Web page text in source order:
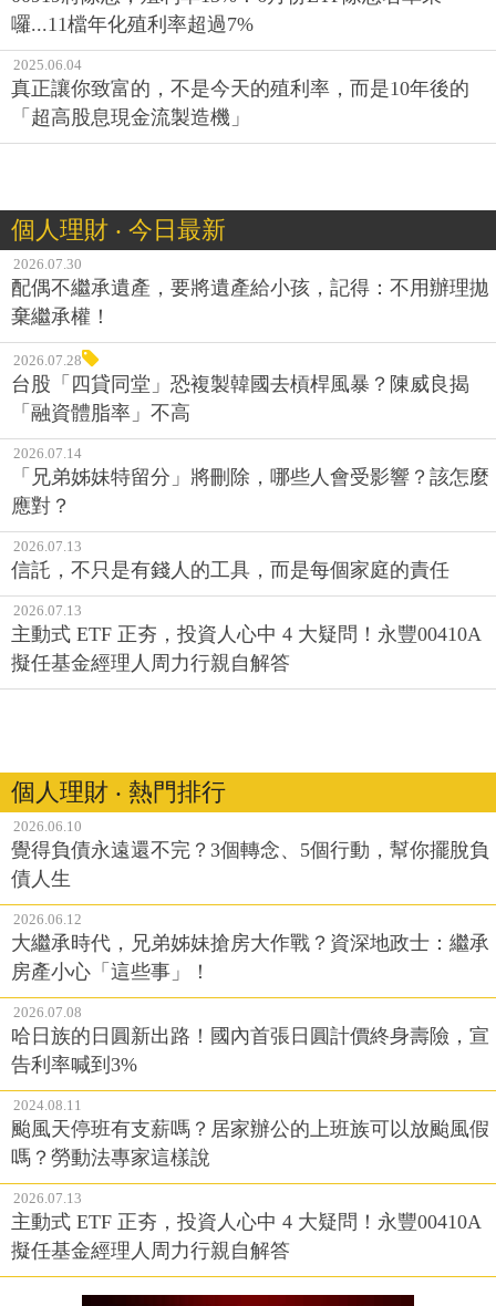
囉...11檔年化殖利率超過7%
2025.06.04
真正讓你致富的，不是今天的殖利率，而是10年後的
「超高股息現金流製造機」
個人理財 ‧ 今日最新
2026.07.30
配偶不繼承遺產，要將遺產給小孩，記得：不用辦理拋
棄繼承權！
2026.07.28
台股「四貸同堂」恐複製韓國去槓桿風暴？陳威良揭
「融資體脂率」不高
2026.07.14
「兄弟姊妹特留分」將刪除，哪些人會受影響？該怎麼
應對？
2026.07.13
信託，不只是有錢人的工具，而是每個家庭的責任
2026.07.13
主動式 ETF 正夯，投資人心中 4 大疑問！永豐00410A
擬任基金經理人周力行親自解答
個人理財 ‧ 熱門排行
2026.06.10
覺得負債永遠還不完？3個轉念、5個行動，幫你擺脫負
債人生
2026.06.12
大繼承時代，兄弟姊妹搶房大作戰？資深地政士：繼承
房產小心「這些事」！
2026.07.08
哈日族的日圓新出路！國內首張日圓計價終身壽險，宣
告利率喊到3%
2024.08.11
颱風天停班有支薪嗎？居家辦公的上班族可以放颱風假
嗎？勞動法專家這樣說
2026.07.13
主動式 ETF 正夯，投資人心中 4 大疑問！永豐00410A
擬任基金經理人周力行親自解答